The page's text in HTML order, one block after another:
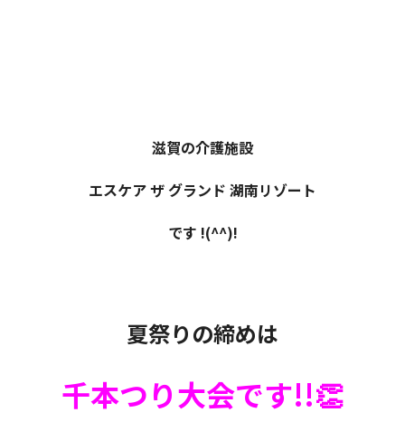
滋賀の介護施設
エスケア ザ グランド 湖南リゾート
です !(^^)!
夏祭りの締めは
千本つり大会です!!👏